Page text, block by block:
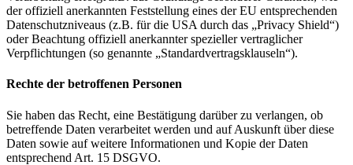
der offiziell anerkannten Feststellung eines der EU entsprechenden
Datenschutzniveaus (z.B. für die USA durch das „Privacy Shield“)
oder Beachtung offiziell anerkannter spezieller vertraglicher
Verpflichtungen (so genannte „Standardvertragsklauseln“).
Rechte der betroffenen Personen
Sie haben das Recht, eine Bestätigung darüber zu verlangen, ob
betreffende Daten verarbeitet werden und auf Auskunft über diese
Daten sowie auf weitere Informationen und Kopie der Daten
entsprechend Art. 15 DSGVO.